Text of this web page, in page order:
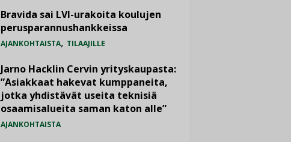
Bravida sai LVI-urakoita koulujen
perusparannushankkeissa
AJANKOHTAISTA, TILAAJILLE
Jarno Hacklin Cervin yrityskaupasta:
”Asiakkaat hakevat kumppaneita,
jotka yhdistävät useita teknisiä
osaamisalueita saman katon alle”
AJANKOHTAISTA